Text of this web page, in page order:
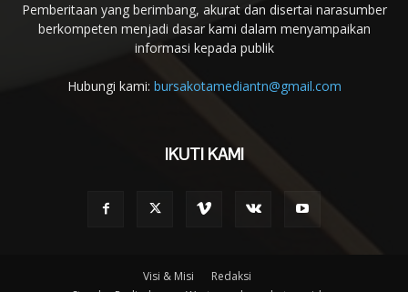
Pemberitaan yang berimbang, akurat dan disertai narasumber
berkompeten menjadi dasar kami dalam menyampaikan
informasi kepada publik
Hubungi kami: bursakotamediantn@gmail.com
IKUTI KAMI
Visi & Misi
Redaksi